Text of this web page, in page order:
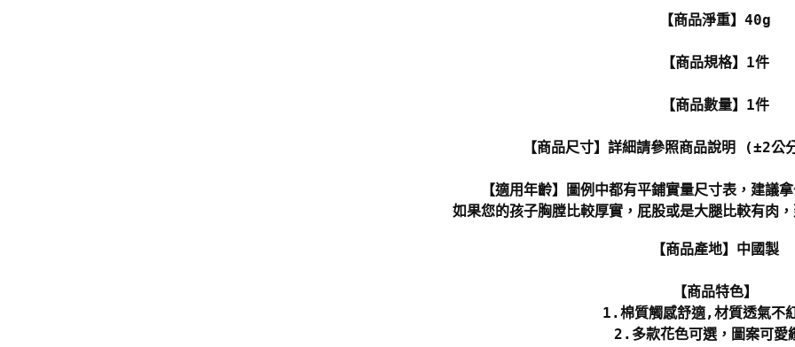
【商品淨重】40g
【商品規格】1件
【商品數量】1件
【商品尺寸】詳細請參照商品說明 (±2公
【適用年齡】圖例中都有平鋪實量尺寸表，建議
如果您的孩子胸膛比較厚實，屁股或是大腿比較有肉
【商品產地】中國製
【商品特色】
1.棉質觸感舒適,材質透氣不
2.多款花色可選，圖案可愛